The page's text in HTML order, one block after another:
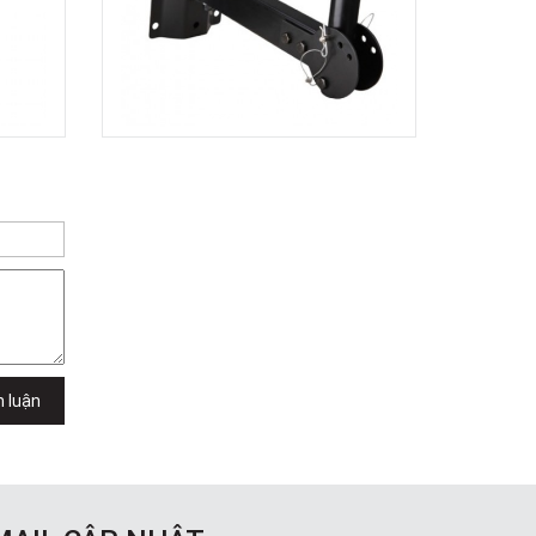
luận